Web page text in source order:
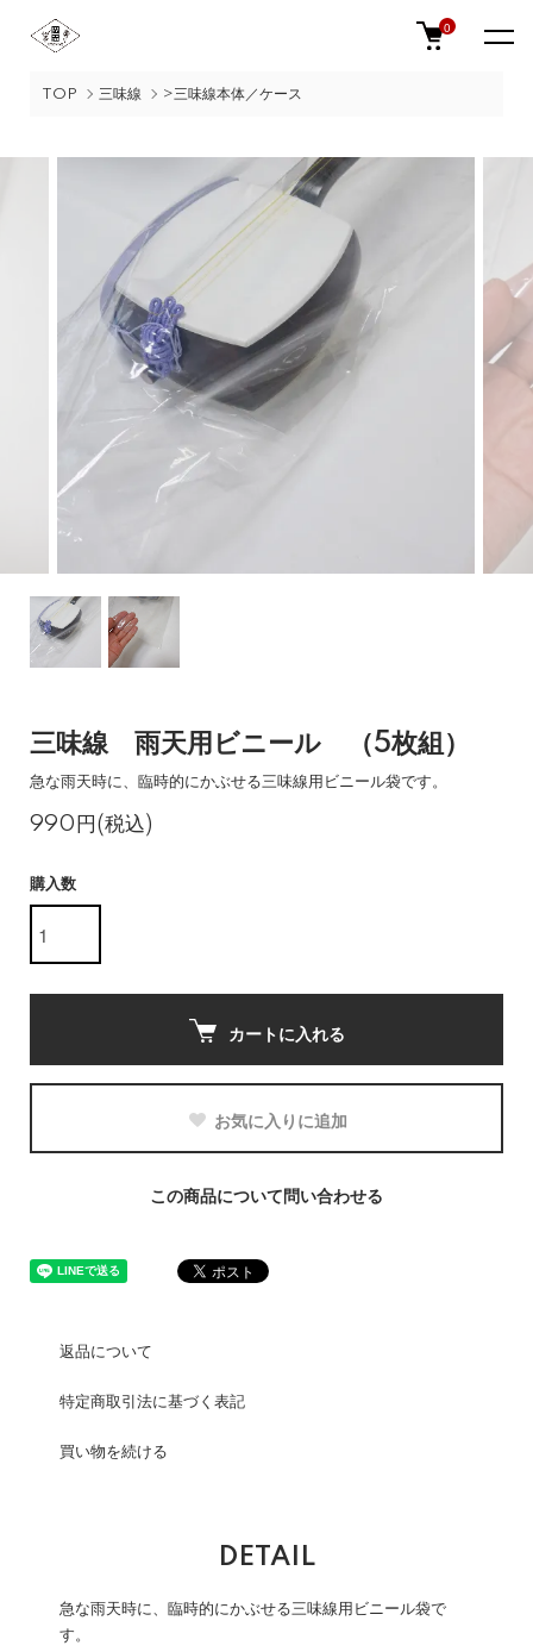
0
TOP 三味線 >三味線本体／ケース
三味線 雨天用ビニール （5枚組）
急な雨天時に、臨時的にかぶせる三味線用ビニール袋です。
990円(税込)
購入数
カートに入れる
お気に入りに追加
この商品について問い合わせる
返品について
特定商取引法に基づく表記
買い物を続ける
DETAIL
急な雨天時に、臨時的にかぶせる三味線用ビニール袋で
す。